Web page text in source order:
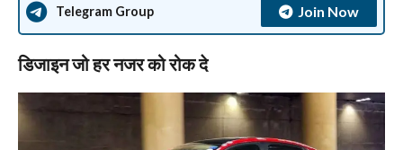
Telegram Group Join Now
डिजाइन जो हर नजर को रोक दे